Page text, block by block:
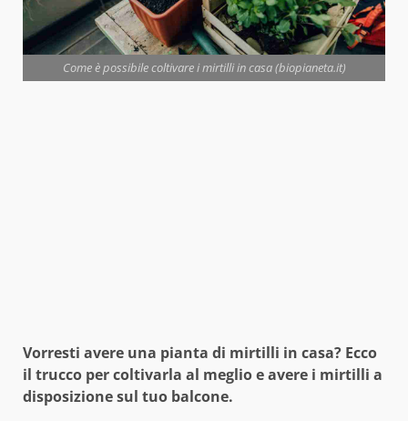
Come è possibile coltivare i mirtilli in casa (biopianeta.it)
Vorresti avere una pianta di mirtilli in casa? Ecco
il trucco per coltivarla al meglio e avere i mirtilli a
disposizione sul tuo balcone.